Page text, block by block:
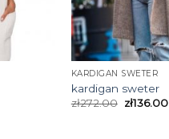
KARDIGAN SWETER
kardigan sweter
zł272.00 zł136.00